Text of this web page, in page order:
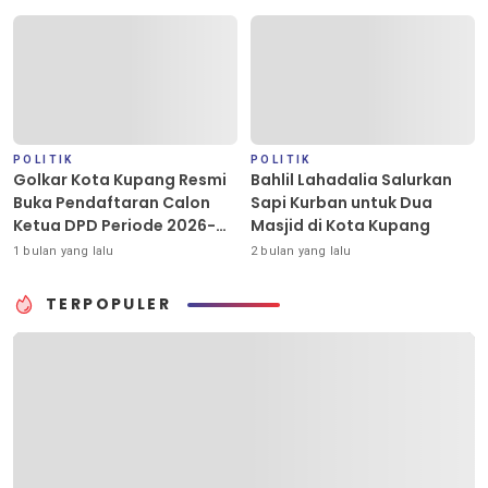
POLITIK
Golkar Kota Kupang Resmi
Buka Pendaftaran Calon
Ketua DPD Periode 2026-
2031
1 bulan yang lalu
POLITIK
Bahlil Lahadalia Salurkan
Sapi Kurban untuk Dua
Masjid di Kota Kupang
2 bulan yang lalu
TERPOPULER